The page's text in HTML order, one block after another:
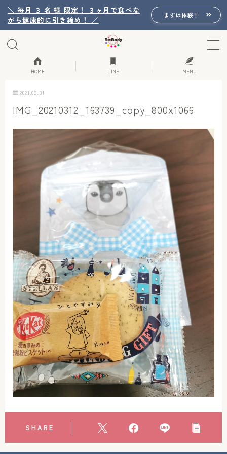
＼ 毎月 ３ 名 様 限定！ ３ヶ月で食べな
がら健康的に引き締め！ ／
まずは体験！
MENU
Re:Bodyの想い
初回体験詳細
Re:Bodyのメニュー
記事カテゴリー一覧
プロフィール
アクセス
お問い合わせ
HOME LINE MENU
2021.03.31
IMG_20210312_163739_copy_800x1066
SHARE